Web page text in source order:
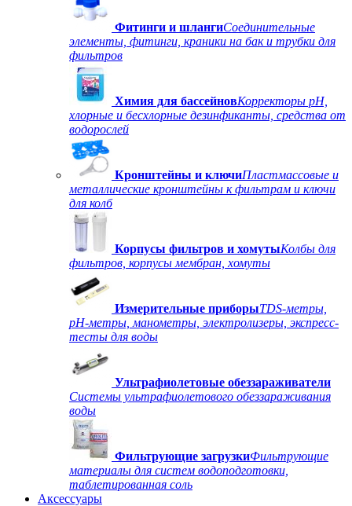
Фитинги и шлангиСоединительные
элементы, фитинги, краники на бак и трубки для
фильтров
Химия для бассейновКорректоры рН,
хлорные и бесхлорные дезинфиканты, средства от
водорослей
Кронштейны и ключиПластмассовые и
металлические кронштейны к фильтрам и ключи
для колб
Корпусы фильтров и хомутыКолбы для
фильтров, корпусы мембран, хомуты
Измерительные приборыTDS-метры,
рН-метры, манометры, электролизеры, экспресс-
тесты для воды
Ультрафиолетовые обеззараживатели
Системы ультрафиолетового обеззараживания
воды
Фильтрующие загрузкиФильтрующие
материалы для систем водоподготовки,
таблетированная соль
Аксессуары